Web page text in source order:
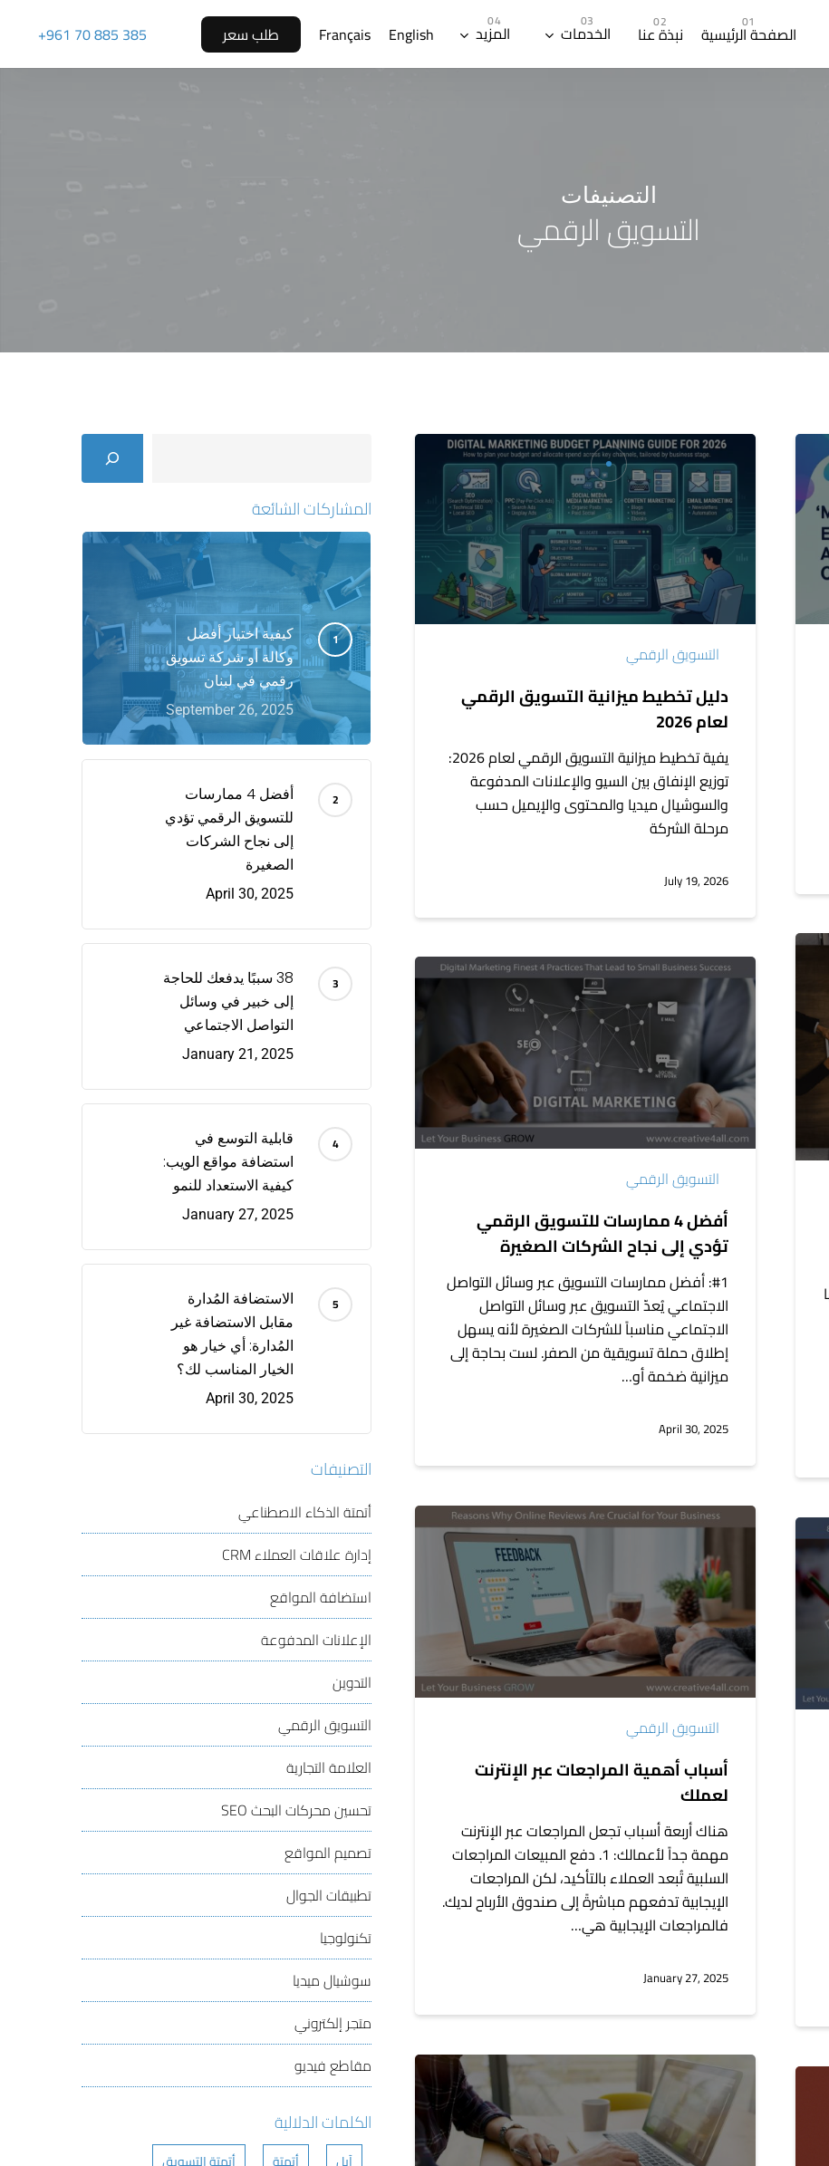
الصفحة الرئيسية نبذة عنا الخدمات المزيد English
Français طلب سعر +961 70 885 385
التصنيفات
التسويق الرقمي
دليل
تخطيط
ميزانية
التسويق
الرقمي
2026
التسويق الرقمي
دليل تخطيط ميزانية التسويق الرقمي
لعام 2026
يفية تخطيط ميزانية التسويق الرقمي لعام 2026:
توزيع الإنفاق بين السيو والإعلانات المدفوعة
والسوشيال ميديا والمحتوى والإيميل حسب
مرحلة الشركة
July 19, 2026
أفضل
4
ممارسات
للتسويق
الرقمي
تؤدي
إلى
نجاح
الشركات
الصغيرةالتسويق الرقمي
أفضل 4 ممارسات للتسويق الرقمي
تؤدي إلى نجاح الشركات الصغيرة
#1: أفضل ممارسات التسويق عبر وسائل التواصل
الاجتماعي يُعدّ التسويق عبر وسائل التواصل
الاجتماعي مناسباً للشركات الصغيرة لأنه يسهل
إطلاق حملة تسويقية من الصفر. لست بحاجة إلى
ميزانية ضخمة أو…
April 30, 2025
أسباب
المراجعات
الإنترنت
لعملك
التسويق الرقمي
أسباب أهمية المراجعات عبر الإنترنت
لعملك
هناك أربعة أسباب تجعل المراجعات عبر الإنترنت
مهمة جداً لأعمالك: 1. دفع المبيعات المراجعات
السلبية تُبعد العملاء بالتأكيد، لكن المراجعات
الإيجابية تدفعهم مباشرةً إلى صندوق الأرباح لديك.
فالمراجعات الإيجابية هي…
January 27, 2025
استراتيجيات
التسويق
لقيادة
شركتك
المشاركات الشائعة
كيفية اختيار أفضل
وكالة أو شركة تسويق
رقمي في لبنان
September 26, 2025
أفضل 4 ممارسات
للتسويق الرقمي تؤدي
إلى نجاح الشركات
الصغيرة
April 30, 2025
38 سببًا يدفعك للحاجة
إلى خبير في وسائل
التواصل الاجتماعي
January 21, 2025
قابلية التوسع في
استضافة مواقع الويب:
كيفية الاستعداد للنمو
January 27, 2025
الاستضافة المُدارة
مقابل الاستضافة غير
المُدارة: أي خيار هو
الخيار المناسب لك؟
April 30, 2025
التصنيفات
أتمتة الذكاء الاصطناعي
إدارة علاقات العملاءCRM
استضافة المواقع
الإعلانات المدفوعة
التدوين
التسويق الرقمي
العلامة التجارية
تحسين محركات البحثSEO
تصميم المواقع
تطبيقات الجوال
تكنولوجيا
سوشيال ميديا
متجر إلكتروني
مقاطع فيديو
الكلمات الدلالية